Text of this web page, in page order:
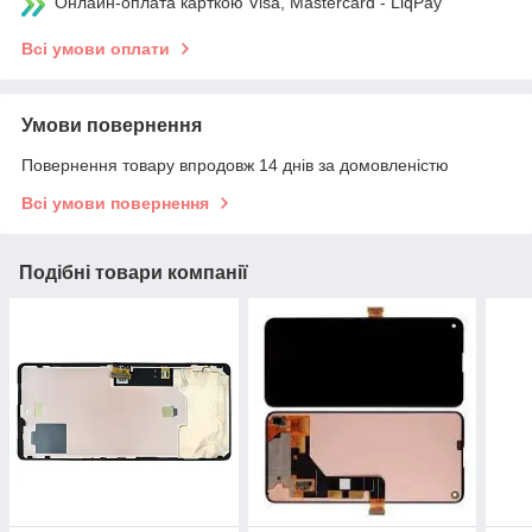
Всі умови оплати
Умови повернення
Повернення товару впродовж 14 днів за домовленістю
Всі умови повернення
Подібні товари компанії